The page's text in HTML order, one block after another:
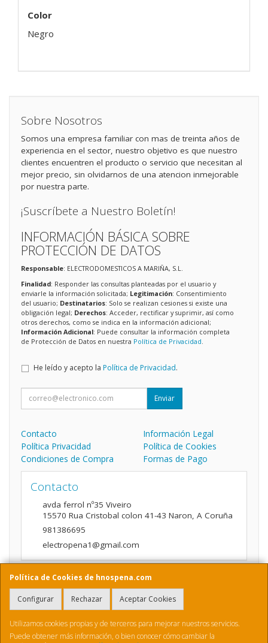
Color
Negro
Política de Cookies de hnospena.com
Configurar Rechazar Aceptar Cookies
Utilizamos cookies propias y de terceros para mejorar nuestros servicios.
Puede obtener más información, o bien conocer cómo cambiar la
Sobre Nosotros
Somos una empresa familiar con mas de treinta años de
experiencia en el sector, nuestro objetivo es que nuestro
clientes encuentren el producto o servicio que necesitan al
mejor precio, sin olvidarnos de una atencion inmejorable
por nuestra parte.
¡Suscríbete a Nuestro Boletín!
INFORMACIÓN BÁSICA SOBRE
PROTECCIÓN DE DATOS
Responsable: ELECTRODOMESTICOS A MARIÑA, S.L.
Finalidad: Responder las consultas planteadas por el usuario y
enviarle la información solicitada; Legitimación: Consentimiento
del usuario; Destinatarios: Solo se realizan cesiones si existe una
obligación legal; Derechos: Acceder, rectificar y suprimir, así como
otros derechos, como se indica en la información adicional;
Información Adicional: Puede consultar la información completa
de Protección de Datos en nuestra Política de Privacidad.
He leído y acepto la Política de Privacidad.
Enviar
Contacto
Información Legal
Política Privacidad
Política de Cookies
Condiciones de Compra
Formas de Pago
Contacto
avda ferrol nº35 Viveiro
15570 Rua Cristobal colon 41-43 Naron, A Coruña
981386695
electropena1@gmail.com
Horario
9:00 a 14:00 y de 16:00 A 20:00